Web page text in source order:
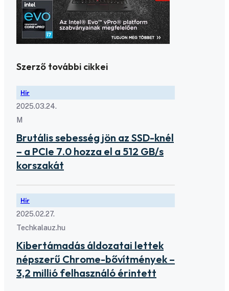
Szerző további cikkei
Hír
2025.03.24.
M
Brutális sebesség jön az SSD-knél
– a PCIe 7.0 hozza el a 512 GB/s
korszakát
Hír
2025.02.27.
Techkalauz.hu
Kibertámadás áldozatai lettek
népszerű Chrome-bővítmények –
3,2 millió felhasználó érintett